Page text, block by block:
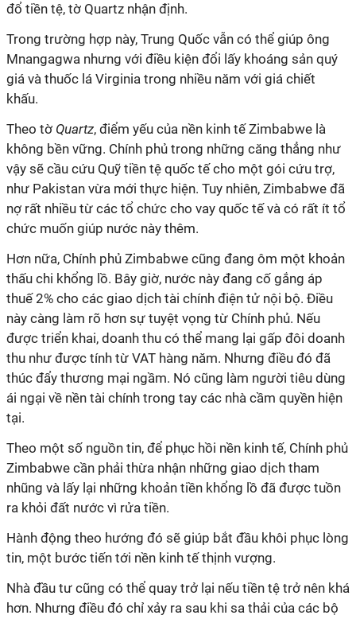
đổ tiền tệ, tờ Quartz nhận định.
Trong trường hợp này, Trung Quốc vẫn có thể giúp ông
Mnangagwa nhưng với điều kiện đổi lấy khoáng sản quý
giá và thuốc lá Virginia trong nhiều năm với giá chiết
khấu.
Theo tờ Quartz, điểm yếu của nền kinh tế Zimbabwe là
không bền vững. Chính phủ trong những căng thẳng như
vậy sẽ cầu cứu Quỹ tiền tệ quốc tế cho một gói cứu trợ,
như Pakistan vừa mới thực hiện. Tuy nhiên, Zimbabwe đã
nợ rất nhiều từ các tổ chức cho vay quốc tế và có rất ít tổ
chức muốn giúp nước này thêm.
Hơn nữa, Chính phủ Zimbabwe cũng đang ôm một khoản
thấu chi khổng lồ. Bây giờ, nước này đang cố gắng áp
thuế 2% cho các giao dịch tài chính điện tử nội bộ. Điều
này càng làm rõ hơn sự tuyệt vọng từ Chính phủ. Nếu
được triển khai, doanh thu có thể mang lại gấp đôi doanh
thu như được tính từ VAT hàng năm. Nhưng điều đó đã
thúc đẩy thương mại ngầm. Nó cũng làm người tiêu dùng
ái ngại về nền tài chính trong tay các nhà cầm quyền hiện
tại.
Theo một số nguồn tin, để phục hồi nền kinh tế, Chính phủ
Zimbabwe cần phải thừa nhận những giao dịch tham
nhũng và lấy lại những khoản tiền khổng lồ đã được tuồn
ra khỏi đất nước vì rửa tiền.
Hành động theo hướng đó sẽ giúp bắt đầu khôi phục lòng
tin, một bước tiến tới nền kinh tế thịnh vượng.
Nhà đầu tư cũng có thể quay trở lại nếu tiền tệ trở nên khá
hơn. Nhưng điều đó chỉ xảy ra sau khi sa thải của các bộ